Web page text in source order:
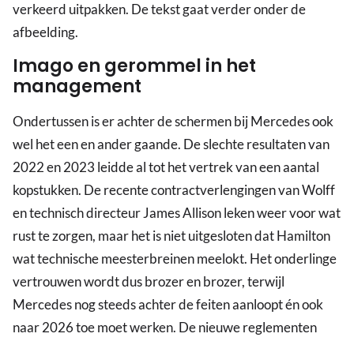
verkeerd uitpakken. De tekst gaat verder onder de
afbeelding.
Imago en gerommel in het
management
Ondertussen is er achter de schermen bij Mercedes ook
wel het een en ander gaande. De slechte resultaten van
2022 en 2023 leidde al tot het vertrek van een aantal
kopstukken. De recente contractverlengingen van Wolff
en technisch directeur James Allison leken weer voor wat
rust te zorgen, maar het is niet uitgesloten dat Hamilton
wat technische meesterbreinen meelokt. Het onderlinge
vertrouwen wordt dus brozer en brozer, terwijl
Mercedes nog steeds achter de feiten aanloopt én ook
naar 2026 toe moet werken. De nieuwe reglementen